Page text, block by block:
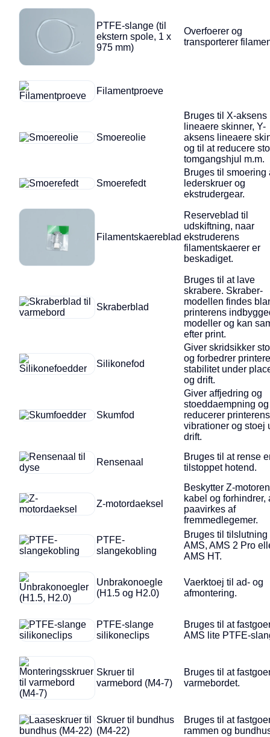
PTFE-slange (til
ekstern spole, 1 x
975 mm)
Overfoerer og
transporterer
Filamentproeve
Smoereolie
Bruges til X-aksens
lineaere skinner, Y-
aksens lineaere
og til at reducere
tomgangshjul m.m.
Smoerefedt
Bruges til smoering
lederskruer og
ekstrudergear.
Filamentskaereblad
Reserveblad til
udskiftning, naar
ekstruderens
filamentskaerer er
beskadiget.
Skraberblad
Bruges til at lave
skrabere. Skraber-
modellen findes
printerens
modeller og kan
efter print.
Silikonefod
Giver skridsikker
og forbedrer
stabilitet under
og drift.
Skumfod
Giver affjedring og
stoeddaempning og
reducerer printerens
vibrationer og stoej
drift.
Rensenaal
Bruges til at rense
tilstoppet hotend.
Z-motordaeksel
Beskytter Z-
kabel og forhindrer,
paavirkes af
fremmedlegemer.
PTFE-
slangekobling
Bruges til tilslutning
AMS, AMS 2 Pro
AMS HT.
Unbrakonoegle
(H1.5 og H2.0)
Vaerktoej til ad- og
afmontering.
PTFE-slange
silikoneclips
Bruges til at
AMS lite PTFE-
Skruer til
varmebord (M4-7)
Bruges til at
varmebordet.
Skruer til bundhus
(M4-22)
Bruges til at
rammen og